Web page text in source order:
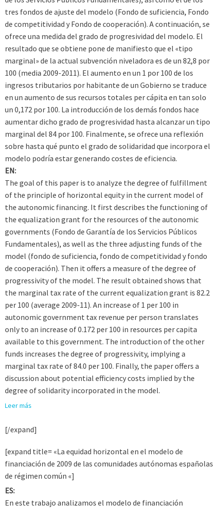
tres fondos de ajuste del modelo (Fondo de suficiencia, Fondo
de competitividad y Fondo de cooperación). A continuación, se
ofrece una medida del grado de progresividad del modelo. El
resultado que se obtiene pone de manifiesto que el «tipo
marginal» de la actual subvención niveladora es de un 82,8 por
100 (media 2009-2011). El aumento en un 1 por 100 de los
ingresos tributarios por habitante de un Gobierno se traduce
en un aumento de sus recursos totales per cápita en tan solo
un 0,172 por 100. La introducción de los demás fondos hace
aumentar dicho grado de progresividad hasta alcanzar un tipo
marginal del 84 por 100. Finalmente, se ofrece una reflexión
sobre hasta qué punto el grado de solidaridad que incorpora el
modelo podría estar generando costes de eficiencia.
EN:
The goal of this paper is to analyze the degree of fulfillment
of the principle of horizontal equity in the current model of
the autonomic financing. It first describes the functioning of
the equalization grant for the resources of the autonomic
governments (Fondo de Garantía de los Servicios Públicos
Fundamentales), as well as the three adjusting funds of the
model (fondo de suficiencia, fondo de competitividad y fondo
de cooperación). Then it offers a measure of the degree of
progressivity of the model. The result obtained shows that
the marginal tax rate of the current equalization grant is 82.2
per 100 (average 2009-11). An increase of 1 per 100 in
autonomic government tax revenue per person translates
only to an increase of 0.172 per 100 in resources per capita
available to this government. The introduction of the other
funds increases the degree of progressivity, implying a
marginal tax rate of 84.0 per 100. Finally, the paper offers a
discussion about potential efficiency costs implied by the
degree of solidarity incorporated in the model.
Leer más
[/expand]
[expand title= «La equidad horizontal en el modelo de
financiación de 2009 de las comunidades autónomas españolas
de régimen común «]
ES:
En este trabajo analizamos el modelo de financiación